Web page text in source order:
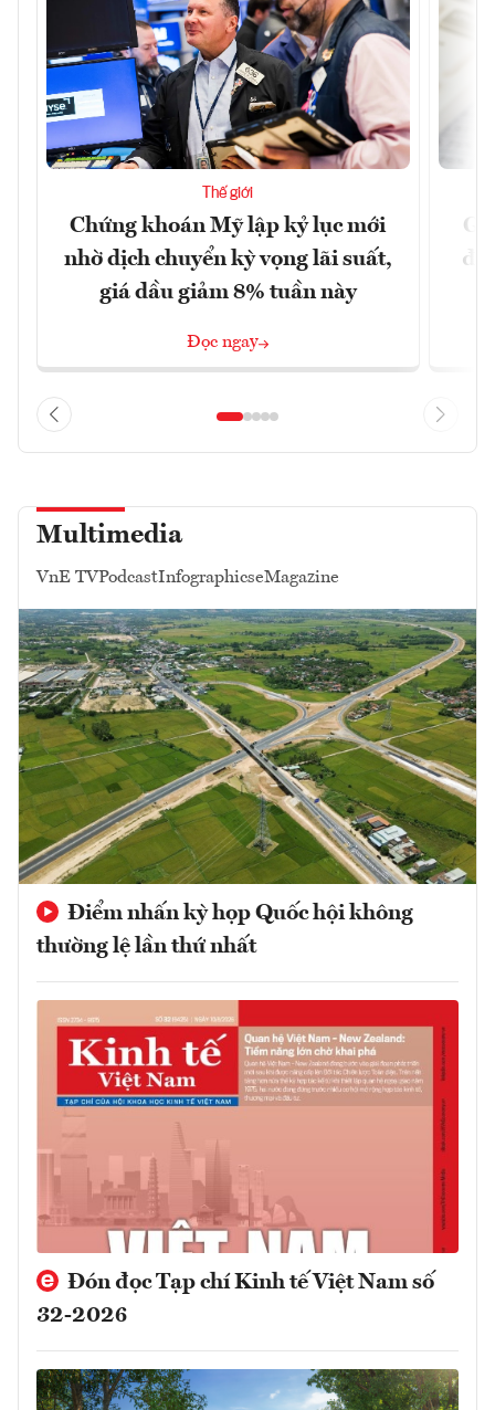
Thế giới
Chứng khoán Mỹ lập kỷ lục mới
nhờ dịch chuyển kỳ vọng lãi suất,
giá dầu giảm 8% tuần này
Đọc ngay
Multimedia
VnE TVPodcastInfographicseMagazine
Điểm nhấn kỳ họp Quốc hội không
thường lệ lần thứ nhất
Đón đọc Tạp chí Kinh tế Việt Nam số
32-2026